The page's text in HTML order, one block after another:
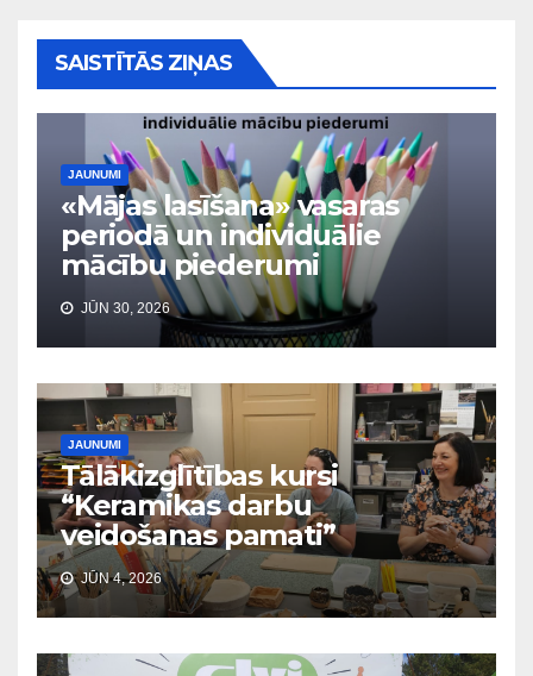
SAISTĪTĀS ZIŅAS
JAUNUMI
«Mājas lasīšana» vasaras
periodā un individuālie
mācību piederumi
JŪN 30, 2026
JAUNUMI
Tālākizglītības kursi
“Keramikas darbu
veidošanas pamati”
JŪN 4, 2026